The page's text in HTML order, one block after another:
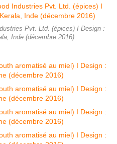
Pvt. Ltd. (épices) I Design :
Inde (décembre 2016)